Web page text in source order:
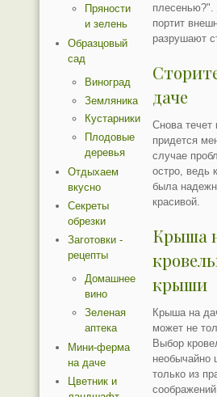
плесенью?".
портит
разрушают
даче
Снова
придется
случае
остро, ведь
была
красивой.
Крыша
крыши
Крыша на
может не
Выбор
необычайно
только из
Пряности
и зелень
Образцовый
сад
Виноград
Земляника
Кустарники
Плодовые
деревья
Отдыхаем
вкусно
Секреты
обрезки
Заготовки -
рецепты
Домашнее
вино
Зеленая
аптека
Мини-ферма
на даче
Цветник и